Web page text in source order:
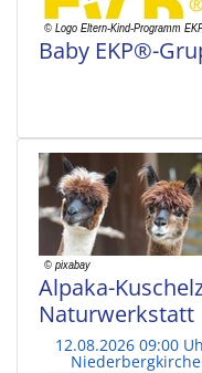
Baby EKP®-
Alpaka-
Naturwerkstatt
12.08.2026 09:00